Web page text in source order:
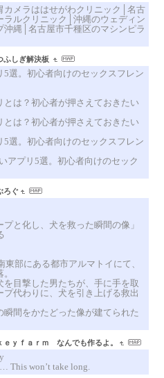
カメラははせがわクリニック│名古
ラルクリニック│沖縄のウェディン
沖縄│名古屋市千種区のマシンピラ
ふしぎ解決板
5選。初心者向けのセックスフレン
とは？初心者が押さえておきたい
とは？初心者が押さえておきたい
5選。初心者向けのセックスフレン
アプリ5選。初心者向けのセック
ろぐ
プと化し、犬を救った瞬間の像」
部にある都市アルマトイにて、
を目撃した男たちが、手に手を取
プ代わりに、犬を引き上げる救出
間をかたどった像が建てられた
ｅｙｆａｒｍ なんでも作るよ。
This won’t take long.